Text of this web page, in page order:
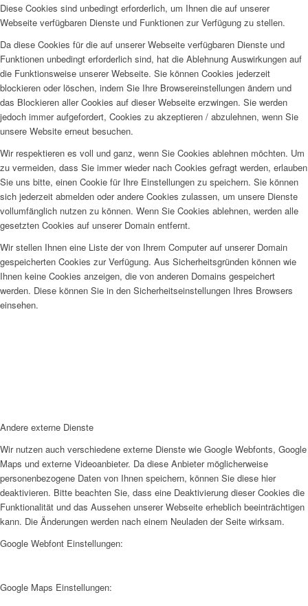
Diese Cookies sind unbedingt erforderlich, um Ihnen die auf unserer
Webseite verfügbaren Dienste und Funktionen zur Verfügung zu stellen.
Da diese Cookies für die auf unserer Webseite verfügbaren Dienste und
Funktionen unbedingt erforderlich sind, hat die Ablehnung Auswirkungen auf
die Funktionsweise unserer Webseite. Sie können Cookies jederzeit
blockieren oder löschen, indem Sie Ihre Browsereinstellungen ändern und
das Blockieren aller Cookies auf dieser Webseite erzwingen. Sie werden
jedoch immer aufgefordert, Cookies zu akzeptieren / abzulehnen, wenn Sie
unsere Website erneut besuchen.
Wir respektieren es voll und ganz, wenn Sie Cookies ablehnen möchten. Um
zu vermeiden, dass Sie immer wieder nach Cookies gefragt werden, erlauben
Sie uns bitte, einen Cookie für Ihre Einstellungen zu speichern. Sie können
sich jederzeit abmelden oder andere Cookies zulassen, um unsere Dienste
vollumfänglich nutzen zu können. Wenn Sie Cookies ablehnen, werden alle
gesetzten Cookies auf unserer Domain entfernt.
Wir stellen Ihnen eine Liste der von Ihrem Computer auf unserer Domain
gespeicherten Cookies zur Verfügung. Aus Sicherheitsgründen können wie
Ihnen keine Cookies anzeigen, die von anderen Domains gespeichert
werden. Diese können Sie in den Sicherheitseinstellungen Ihres Browsers
einsehen.
Andere externe Dienste
Wir nutzen auch verschiedene externe Dienste wie Google Webfonts, Google
Maps und externe Videoanbieter. Da diese Anbieter möglicherweise
personenbezogene Daten von Ihnen speichern, können Sie diese hier
deaktivieren. Bitte beachten Sie, dass eine Deaktivierung dieser Cookies die
Funktionalität und das Aussehen unserer Webseite erheblich beeinträchtigen
kann. Die Änderungen werden nach einem Neuladen der Seite wirksam.
Google Webfont Einstellungen:
Google Maps Einstellungen: